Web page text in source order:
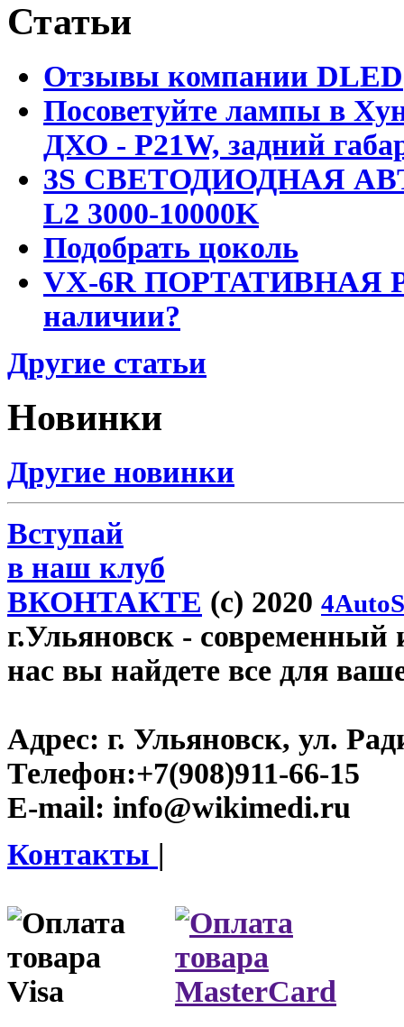
Статьи
Отзывы компании DLED
Посоветуйте лампы в
ДХО - P21W, задний
3S СВЕТОДИОДНАЯ
L2 3000-10000K
Подобрать цоколь
VX-6R ПОРТАТИВНАЯ
наличии?
Другие статьи
Новинки
Другие новинки
Вступай
в наш клуб
ВКОНТАКТЕ (c) 2020
г.Ульяновск - современный
нас вы найдете все для
Адрес: г. Ульяновск, ул.
Телефон:+7(908)911-66-15
E-mail: info@wikimedi.ru
Контакты |